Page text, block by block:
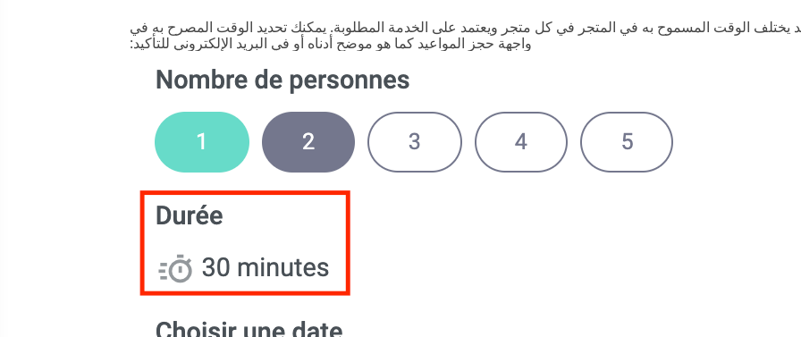
يختلف الوقت المسموح به في المتجر في كل متجر ويعتمد على الخدمة المطلوبة. يمكنك تحديد الوقت المصرح به في
واجهة حجز المواعيد كما هو موضح أدناه أو في البريد الإلكتروني للتأكيد: